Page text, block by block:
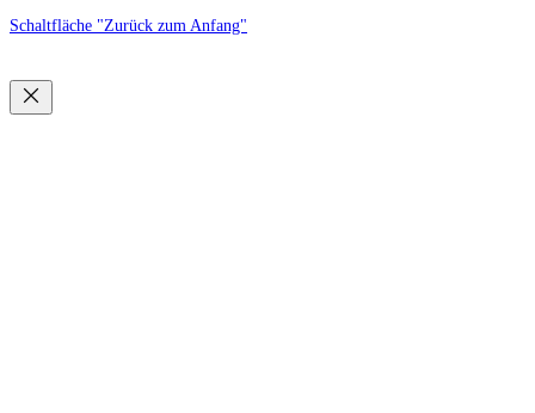
Schaltfläche "Zurück zum Anfang"